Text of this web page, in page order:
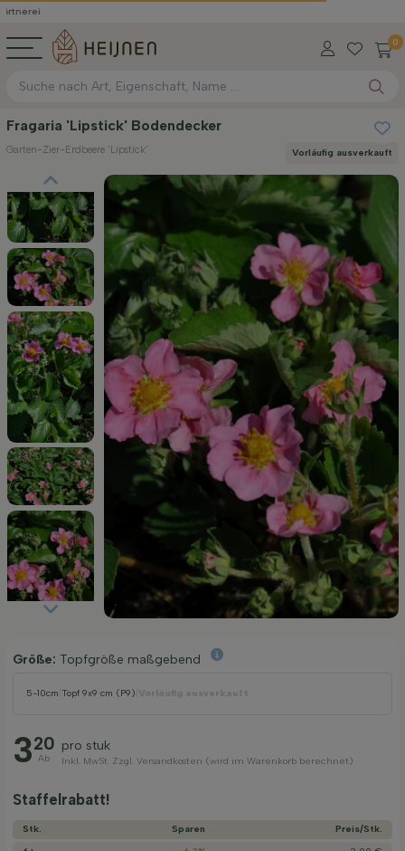
0
Fragaria 'Lipstick' Bodendecker
Garten-Zier-Erdbeere 'Lipstick' Vorläufig ausverkauft
Größe: Topfgröße maßgebend
5-10cm Topf 9x9 cm (P9)
320
Ab
pro stuk
Inkl. MwSt. Zzgl. Versandkosten (wird im Warenkorb berechnet)
Staffelrabatt!
Stk. Sparen
Preis/­Stk.